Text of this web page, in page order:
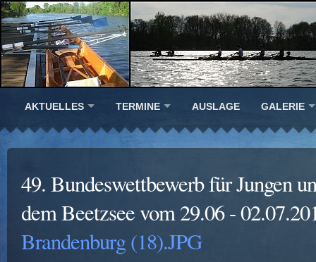
AKTUELLES TERMINE AUSLAGE GALERIE
49. Bundeswettbewerb für Jungen
dem Beetzsee vom 29.06 -
Brandenburg (18).JPG